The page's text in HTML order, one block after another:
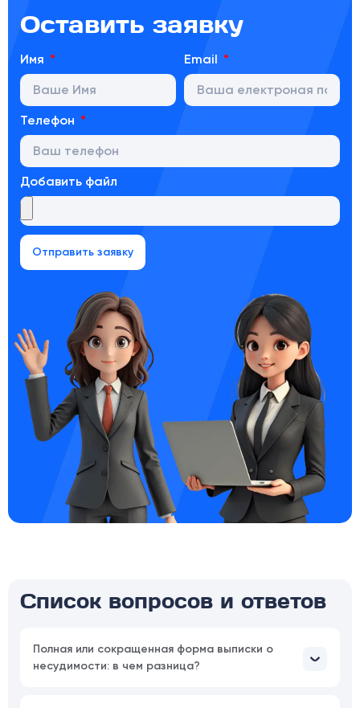
Оставить заявку
Имя Email
Телефон
Добавить файл
Отправить заявку
Список вопросов и ответов
Полная или сокращенная форма выписки о
несудимости: в чем разница?